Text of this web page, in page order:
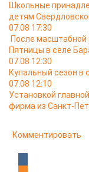
Школьные
детям
07.08 17:30
После масштабной
Пятницы в селе
07.08 12:30
Купальный сезон в
07.08 12:10
Установкой
фирма из Санкт-
Комментировать